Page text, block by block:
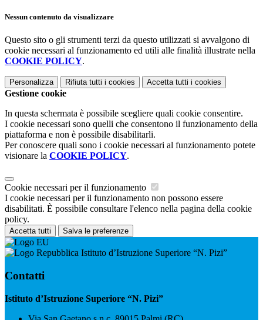
Nessun contenuto da visualizzare
Questo sito o gli strumenti terzi da questo utilizzati si avvalgono di
cookie necessari al funzionamento ed utili alle finalità illustrate nella
COOKIE POLICY.
Personalizza Rifiuta tutti i cookies Accetta tutti i cookies
Gestione cookie
In questa schermata è possibile scegliere quali cookie consentire.
I cookie necessari sono quelli che consentono il funzionamento della
piattaforma e non è possibile disabilitarli.
Per conoscere quali sono i cookie necessari al funzionamento potete
visionare la COOKIE POLICY.
Cookie necessari per il funzionamento
I cookie necessari per il funzionamento non possono essere
disabilitati. È possibile consultare l'elenco nella pagina della cookie
policy.
Accetta tutti Salva le preferenze
Istituto d’Istruzione Superiore “N. Pizi”
Contatti
Istituto d’Istruzione Superiore “N. Pizi”